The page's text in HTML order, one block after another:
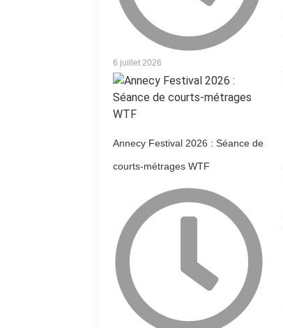
6 juillet 2026
Annecy Festival 2026 : Séance de
courts-métrages WTF